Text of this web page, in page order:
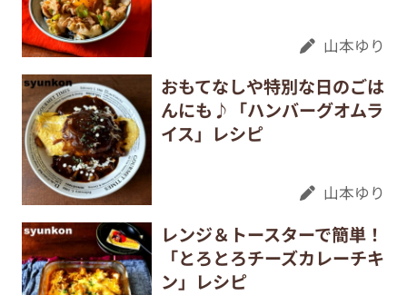
山本ゆり
おもてなしや特別な日のごは
んにも♪「ハンバーグオムラ
イス」レシピ
山本ゆり
レンジ＆トースターで簡単！
「とろとろチーズカレーチキ
ン」レシピ